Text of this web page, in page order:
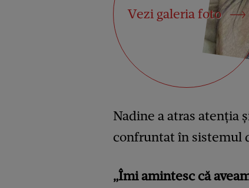
Vezi galeria foto
Nadine a atras atenția
confruntat în sistemul
„Îmi amintesc că